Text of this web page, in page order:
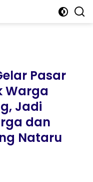
Pasar
Warga
Jadi
dan
Nataru